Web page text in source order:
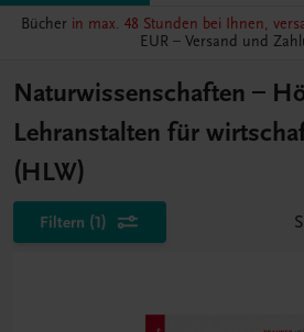
Bücher in max. 48 Stunden bei Ihnen,
EUR – Versand und
Naturwissenschaften –
Lehranstalten für
(HLW)
Filtern (1)